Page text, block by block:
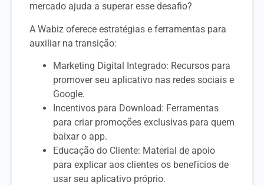
mercado ajuda a superar esse desafio?
A Wabiz oferece estratégias e ferramentas para
auxiliar na transição:
Marketing Digital Integrado: Recursos para
promover seu aplicativo nas redes sociais e
Google.
Incentivos para Download: Ferramentas
para criar promoções exclusivas para quem
baixar o app.
Educação do Cliente: Material de apoio
para explicar aos clientes os benefícios de
usar seu aplicativo próprio.